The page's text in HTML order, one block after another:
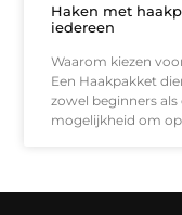
Haken met
iedereen
Waarom kiezen
Een Haakpakket
zowel beginners
mogelijkheid om